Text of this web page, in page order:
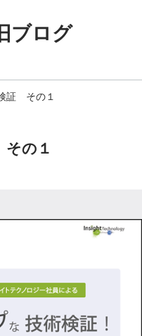
ブログ
証 その１
の１